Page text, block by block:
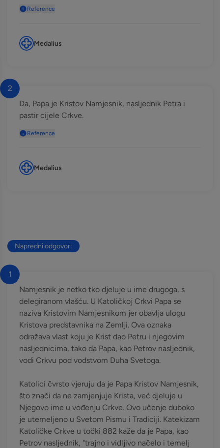
Reference
Medalius
2
Da, Papa je Kristov Namjesnik, nasljednik Petra i
pastir cijele Crkve.
Reference
Medalius
Napredni odgovor:
1
Namjesnik je netko tko djeluje u ime drugoga, s
delegiranom vlašću. U Katoličkoj Crkvi Papa se
naziva Kristovim Namjesnikom jer obavlja ulogu
Kristova predstavnika na Zemlji. Ova oznaka
odražava vlast koju je Krist dao Petru i njegovim
nasljednicima, tako da Papa, kao Petrov nasljednik,
vodi Crkvu pod vodstvom Duha Svetoga.
Katolici čvrsto vjeruju da je Papa Kristov Namjesnik,
što znači da ne zamjenjuje Krista, već djeluje u
Njegovo ime u vođenju Crkve. Ovo učenje duboko
je utemeljeno u Svetom Pismu i Tradiciji. Katekizam
Katoličke Crkve u točki 882 kaže da je Papa, kao
Petrov nasljednik, "trajno i vidljivo načelo i temelj